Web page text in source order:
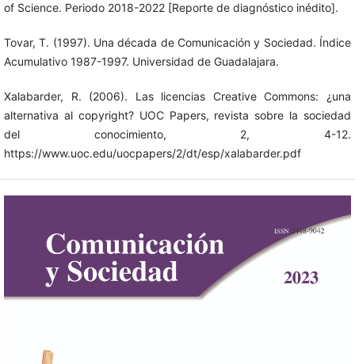
of Science. Periodo 2018-2022 [Reporte de diagnóstico inédito].
Tovar, T. (1997). Una década de Comunicación y Sociedad. Índice
Acumulativo 1987-1997. Universidad de Guadalajara.
Xalabarder, R. (2006). Las licencias Creative Commons: ¿una
alternativa al copyright? UOC Papers, revista sobre la sociedad
del conocimiento, 2, 4-12.
https://www.uoc.edu/uocpapers/2/dt/esp/xalabarder.pdf